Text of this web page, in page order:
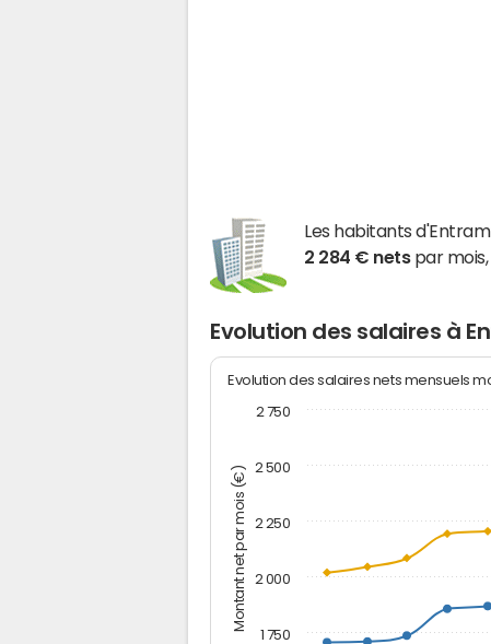
Les habitants
2 284 € netspar mois,
Evolution des salaires à
Montant net par mois (€)
Evolution des salaires nets mensuels
1 750
2 000
2 250
2 500
2 750